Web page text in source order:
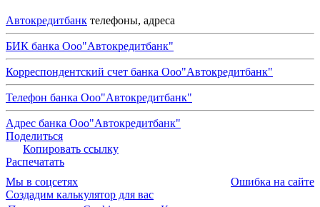
Автокредитбанк телефоны, адреса
БИК банка Ооо"Автокредитбанк"
Корреспондентский счет банка Ооо"Автокредитбанк"
Телефон банка Ооо"Автокредитбанк"
Адрес банка Ооо"Автокредитбанк"
Поделиться
Копировать ссылку
Распечатать
Мы в соцсетях
Ошибка на сайте
Создадим калькулятор для вас